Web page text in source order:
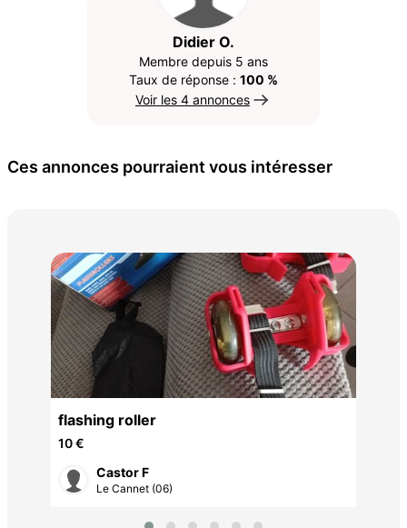
Didier O.
Membre depuis 5 ans
Taux de réponse : 100 %
Voir les 4 annonces
Ces annonces pourraient vous intéresser
flashing roller
10 €
Castor F
Le Cannet (06)